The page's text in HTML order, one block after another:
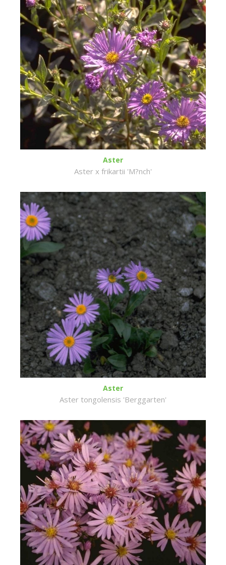
Aster
Aster x frikartii 'M?nch'
Aster
Aster tongolensis 'Berggarten'